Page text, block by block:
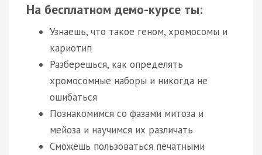
На бесплатном демо-курсе ты:
Узнаешь, что такое геном, хромосомы и
кариотип
Разберешься, как определять
хромосомные наборы и никогда не
ошибаться
Познакомимся со фазами митоза и
мейоза и научимся их различать
Сможешь пользоваться печатными